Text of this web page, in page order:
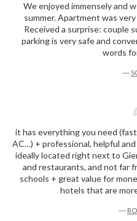
We enjoyed immensely and
summer. Apartment was
Received a surprise: couple
parking is very safe and
words
―
it has everything you need
AC…) + professional, helpful
ideally located right next to
and restaurants, and not far
schools + great value for
hotels that are
―